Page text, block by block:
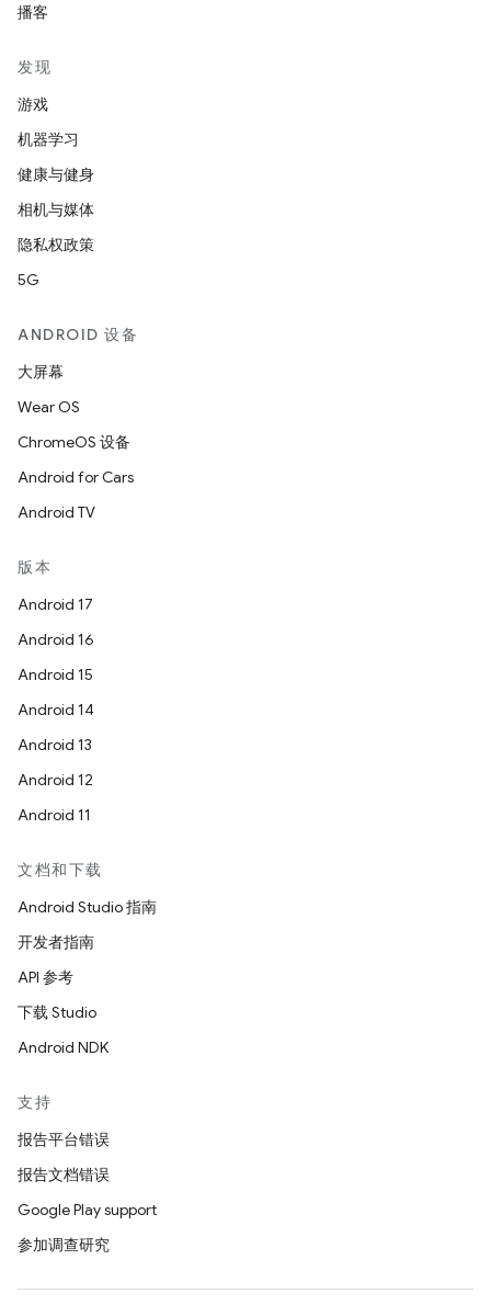
播客
发现
游戏
机器学习
健康与健身
相机与媒体
隐私权政策
5G
ANDROID 设备
大屏幕
Wear OS
ChromeOS 设备
Android for Cars
Android TV
版本
Android 17
Android 16
Android 15
Android 14
Android 13
Android 12
Android 11
文档和下载
Android Studio 指南
开发者指南
API 参考
下载 Studio
Android NDK
支持
报告平台错误
报告文档错误
Google Play support
参加调查研究